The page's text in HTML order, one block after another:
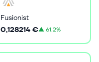
Fusionist
0,128214 €▲61.2%